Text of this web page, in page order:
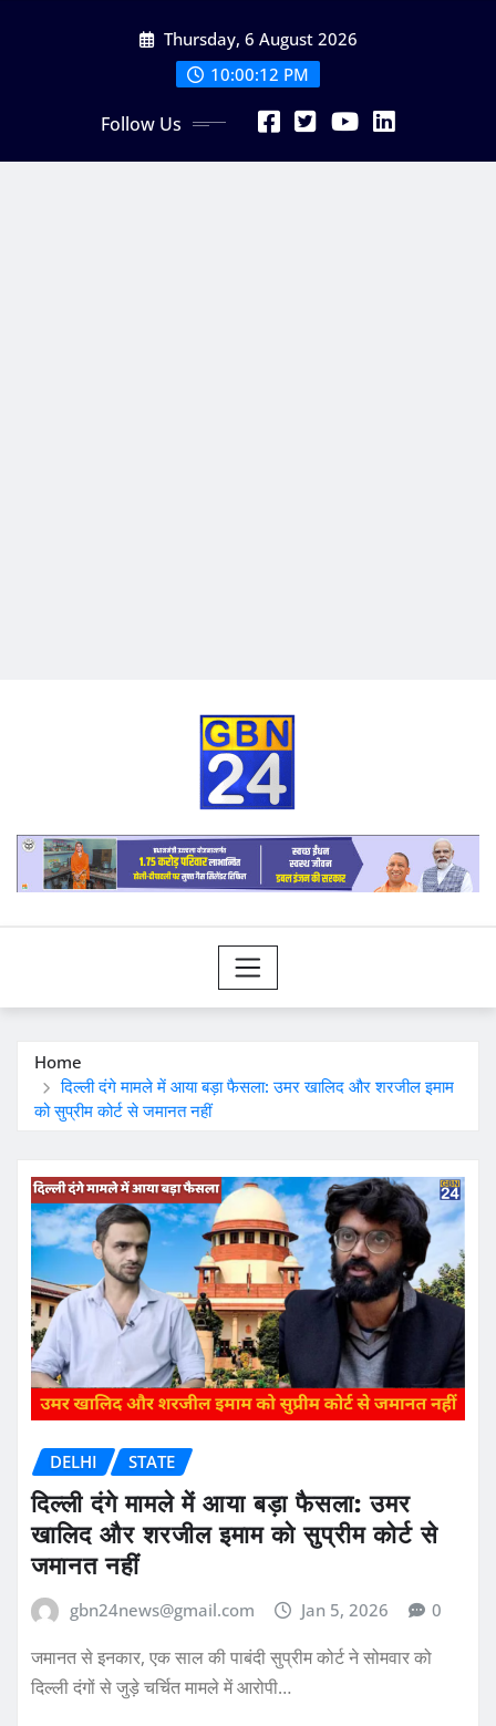
Thursday, 6 August 2026
10:00:12 PM
Follow Us
Home
दिल्ली दंगे मामले में आया बड़ा फैसला: उमर खालिद और शरजील इमाम
को सुप्रीम कोर्ट से जमानत नहीं
DELHI STATE
दिल्ली दंगे मामले में आया बड़ा फैसला: उमर
खालिद और शरजील इमाम को सुप्रीम कोर्ट से
जमानत नहीं
gbn24news@gmail.com Jan 5, 2026 0
जमानत से इनकार, एक साल की पाबंदी सुप्रीम कोर्ट ने सोमवार को
दिल्ली दंगों से जुड़े चर्चित मामले में आरोपी…